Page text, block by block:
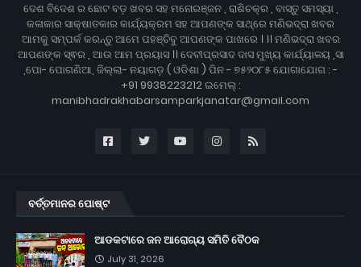
ଦେଶ ବିଦେଶ ର ଛୋଟ ବଡ଼ ଖବର ସହ ମନୋରଞ୍ଜନ , ରାଶିଚକ୍ର , ବାସ୍ତୁ ସମସ୍ୟା ,
କଳାକାର ସାକ୍ଷାତକାର କାର୍ଯ୍ୟକ୍ରମ ସହ ଆପଣଙ୍କ ସାଥ୍‌ରେ ମଣିଭଦ୍ରା ଖବର
ଆମକୁ ସମ୍ପର୍କ କରନ୍ତୁ ଆମେ ପହଞ୍ଚିବୁ ଆପଣଙ୍କ ପାଖରେ । ।। ମଣିଭଦ୍ରା ଖବର
ଆପଣଙ୍କ ସ୍ଵର , ଆଉ ଆମ ପ୍ରୟାସ ।। ଦେବୀପ୍ରସାଦ ଦାସ ମୁଖ୍ୟ କାର୍ଯ୍ୟାଳୟ ,ସା
,ପୋ- ପୋଗଣିଆ, ଜିଲ୍ଲା- ନୟାଗଡ଼ ( ଓଡିଶା ) ପିନ - ୭୫୨୦୮୫ ଯୋଗାଯୋଗ : -
+91 9938223212 ଇମେଲ୍ :
manibhadrakhabarsamparkjanatar@gmail.com
ବର୍ତ୍ତମାନର ପୋଷ୍ଟ
ଆଡକଟାରେ ଜନ ଆରୋଗ୍ୟ ସମିତି ବୈଠକ
July 31, 2026